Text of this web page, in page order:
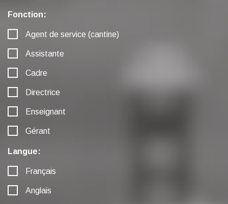
Fonction:
Agent de service (cantine)
Assistante
Cadre
Directrice
Enseignant
Gérant
Langue:
Français
Anglais